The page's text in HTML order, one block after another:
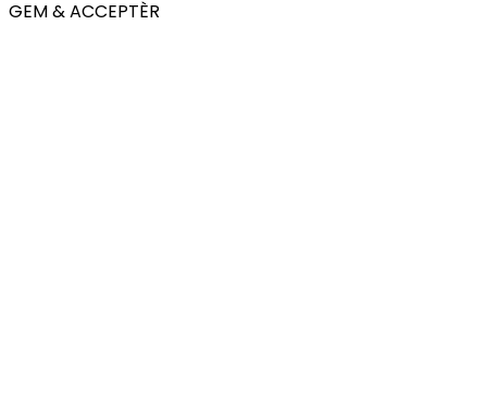
GEM & ACCEPTÈR